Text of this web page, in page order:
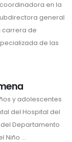
en la
general
carrera de
de las
y adolescentes
del Hospital del
del Departamento
Niño ...